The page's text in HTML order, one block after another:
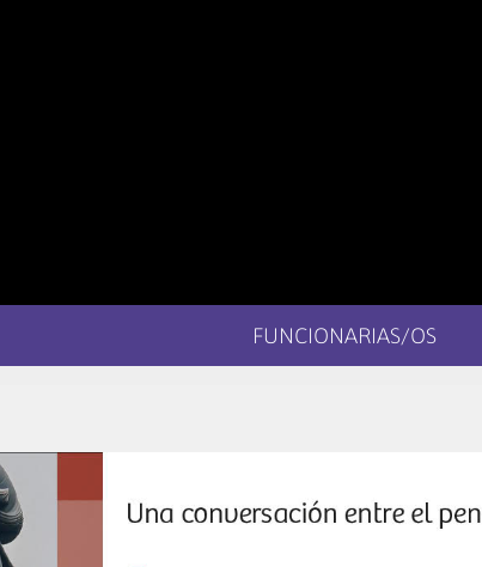
FUNCIONARIAS/OS